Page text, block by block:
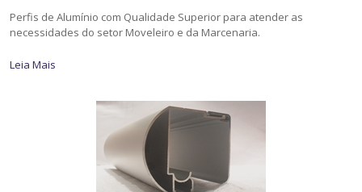
Perfis de Alumínio com Qualidade Superior para atender as
necessidades do setor Moveleiro e da Marcenaria.
Leia Mais